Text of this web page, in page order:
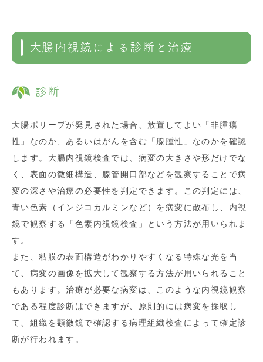
大腸内視鏡による診断と治療
診断
大腸ポリープが発見された場合、放置してよい「非腫瘍
性」なのか、あるいはがんを含む「腺腫性」なのかを確認
します。大腸内視鏡検査では、病変の大きさや形だけでな
く、表面の微細構造、腺管開口部などを観察することで病
変の深さや治療の必要性を判定できます。この判定には、
青い色素（インジコカルミンなど）を病変に散布し、内視
鏡で観察する「色素内視鏡検査」という方法が用いられま
す。
また、粘膜の表面構造がわかりやすくなる特殊な光を当
て、病変の画像を拡大して観察する方法が用いられること
もあります。治療が必要な病変は、このような内視鏡観察
である程度診断はできますが、原則的には病変を採取し
て、組織を顕微鏡で確認する病理組織検査によって確定診
断が行われます。